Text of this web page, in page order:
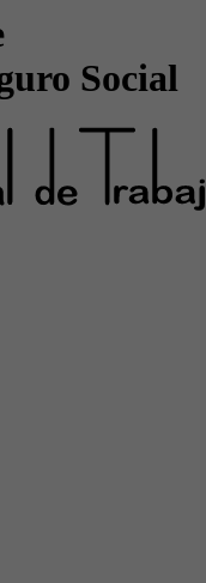
Social